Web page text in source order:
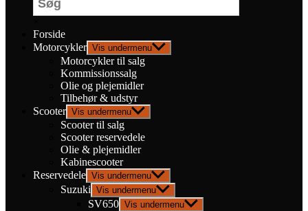
Forside
Motorcykler Vis undermenu
Motorcykler til salg
Kommissionssalg
Olie og plejemidler
Tilbehør & udstyr
Scooter Vis undermenu
Scooter til salg
Scooter reservedele
Olie & plejemidler
Kabinescooter
Reservedele Vis undermenu
Suzuki Vis undermenu
SV650 Vis undermenu